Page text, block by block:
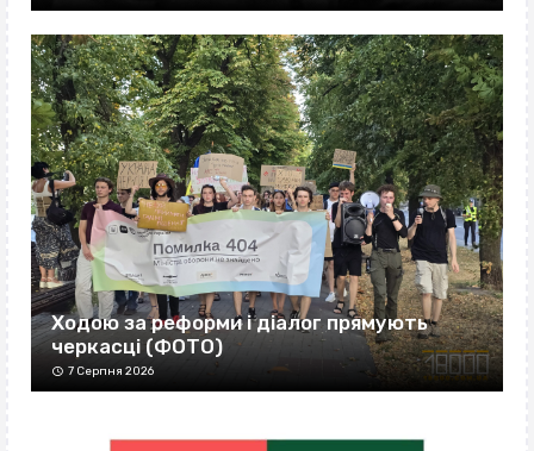
Ходою за реформи і діалог прямують
черкасці (ФОТО)
7 Серпня 2026